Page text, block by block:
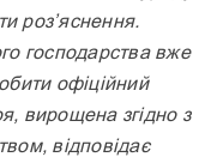
роз’яснення.
господарства вже
офіційний
вирощена згідно з
відповідає